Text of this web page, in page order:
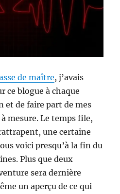
de maître, j’avais
ce blogue à chaque
et de faire part de mes
mesure. Le temps file,
une certaine
voici presqu’à la fin du
Plus que deux
sera dernière
un aperçu de ce qui